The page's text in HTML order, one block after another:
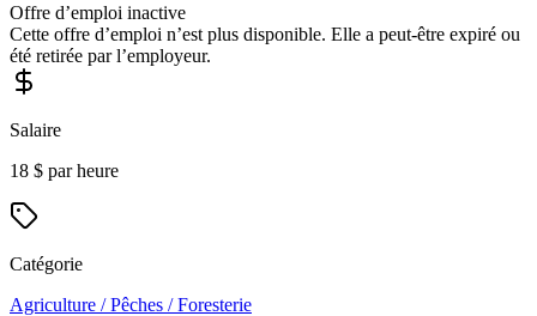
Offre d’emploi inactive
Cette offre d’emploi n’est plus disponible. Elle a peut-être expiré ou
été retirée par l’employeur.
Salaire
18 $ par heure
Catégorie
Agriculture / Pêches / Foresterie